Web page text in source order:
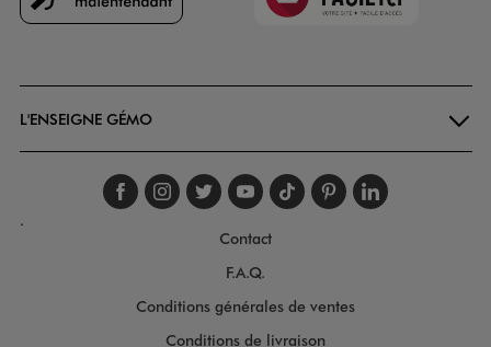
L'ENSEIGNE GÉMO
Suivez-nous sur
Suivez-nous sur
Suivez-nous sur
Suivez-nous
Suivez-nous
Suivez-
.
Contact
F.A.Q.
Conditions générales de ventes
Conditions de livraison